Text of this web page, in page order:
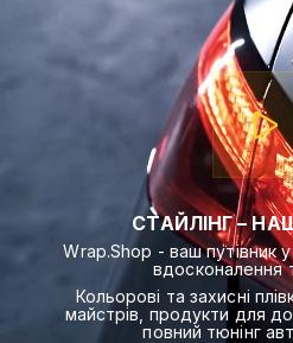
СТАЙЛІНГ –
Wrap.Shop - ваш путівник
вдосконалення
Кольорові та захисні
майстрів, продукти для
повний тюнінг